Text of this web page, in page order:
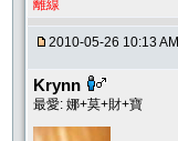
離線
2010-05-26 10:13 AM
Krynn
最愛: 娜+莫+財+寶